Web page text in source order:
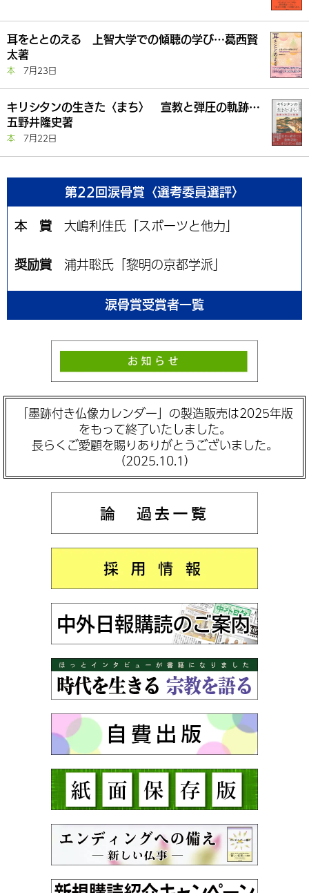
耳をととのえる 上智大学での傾聴の学び…葛西賢
太著
本 7月23日
キリシタンの生きた〈まち〉 宣教と弾圧の軌跡…
五野井隆史著
本 7月22日
第22回涙骨賞〈選考委員選評〉
本 賞 大嶋利佳氏「スポーツと他力」
奨励賞 浦井聡氏「黎明の京都学派」
涙骨賞受賞者一覧
「墨跡付き仏像カレンダー」の製造販売は2025年版
をもって終了いたしました。
長らくご愛顧を賜りありがとうございました。
（2025.10.1）